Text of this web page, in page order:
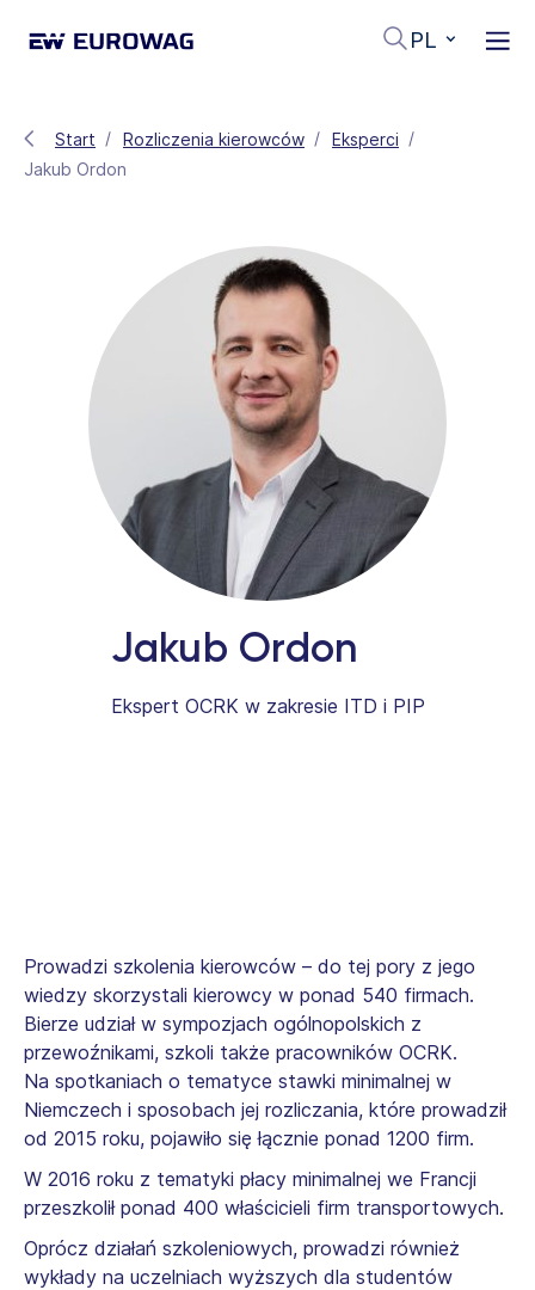
PL
Start Rozliczenia kierowców
Eksperci
Jakub Ordon
Jakub Ordon
Ekspert OCRK w zakresie ITD i PIP
Prowadzi szkolenia kierowców – do tej pory z jego
wiedzy skorzystali kierowcy w ponad 540 firmach.
Bierze udział w sympozjach ogólnopolskich z
przewoźnikami, szkoli także pracowników OCRK.
Na spotkaniach o tematyce stawki minimalnej w
Niemczech i sposobach jej rozliczania, które prowadził
od 2015 roku, pojawiło się łącznie ponad 1200 firm.
W 2016 roku z tematyki płacy minimalnej we Francji
przeszkolił ponad 400 właścicieli firm transportowych.
Oprócz działań szkoleniowych, prowadzi również
wykłady na uczelniach wyższych dla studentów